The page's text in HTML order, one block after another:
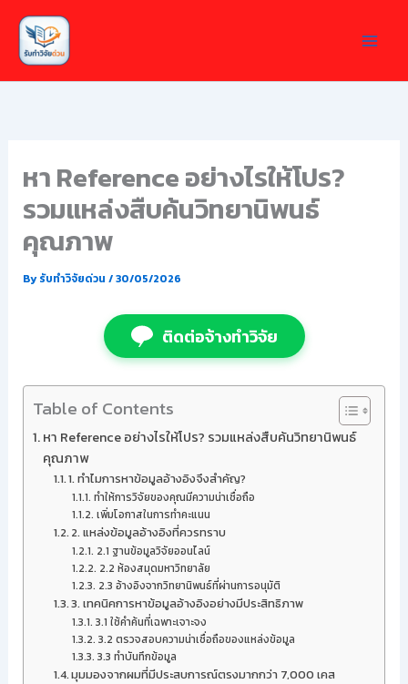
Skip
content
หา Reference อย่างไรให้โปร?
รวมแหล่งสืบค้นวิทยานิพนธ์
คุณภาพ
Byรับทำวิจัยด่วน /30/05/2026
ติดต่อจ้างทำวิจัย
Table of Contents
หา Reference อย่างไรให้โปร? รวมแหล่งสืบค้นวิทยานิพนธ์
คุณภาพ
1. ทำไมการหาข้อมูลอ้างอิงจึงสำคัญ?
ทำให้การวิจัยของคุณมีความน่าเชื่อถือ
เพิ่มโอกาสในการทำคะแนน
2. แหล่งข้อมูลอ้างอิงที่ควรทราบ
2.1 ฐานข้อมูลวิจัยออนไลน์
2.2 ห้องสมุดมหาวิทยาลัย
2.3 อ้างอิงจากวิทยานิพนธ์ที่ผ่านการอนุมัติ
3. เทคนิคการหาข้อมูลอ้างอิงอย่างมีประสิทธิภาพ
3.1 ใช้คำค้นที่เฉพาะเจาะจง
3.2 ตรวจสอบความน่าเชื่อถือของแหล่งข้อมูล
3.3 ทำบันทึกข้อมูล
มุมมองจากผมที่มีประสบการณ์ตรงมากกว่า 7,000 เคส